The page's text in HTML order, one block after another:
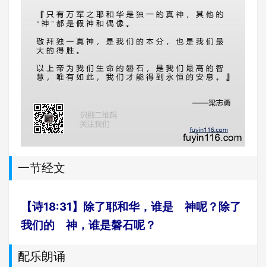
一节经文
【诗18:31】除了耶和华，谁是 神呢？除了
我们的 神，谁是磐石呢？
配乐朗诵